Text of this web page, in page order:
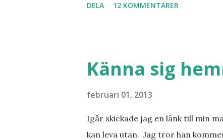
tjejkompisar. Ska bli underbart.
DELA 12 KOMMENTARER
Känna sig
februari 01, 2013
Igår skickade jag en länk till min
kan leva utan. Jag tror han